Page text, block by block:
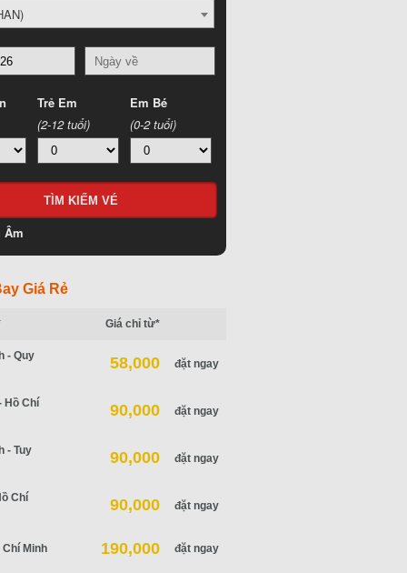
Trẻ Em
(2-12 tuổi)
Em Bé
(0-2 tuổi)
Âm
Giá Rẻ
Giá chỉ từ*
- Quy
58,000 đặt ngay
Hồ Chí
90,000 đặt ngay
- Tuy
90,000 đặt ngay
Chí
90,000 đặt ngay
Minh 190,000 đặt ngay